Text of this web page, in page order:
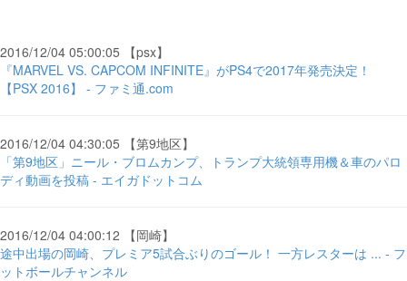
2016/12/04 05:00:05 【psx】
『MARVEL VS. CAPCOM INFINITE』がPS4で2017年発売決定！
【PSX 2016】 - ファミ通.com
2016/12/04 04:30:05 【第9地区】
「第9地区」ニール・ブロムカンプ、トランプ大統領専用機＆車のパロ
ディ動画を投稿 - エイガドットコム
2016/12/04 04:00:12 【岡崎】
途中出場の岡崎、プレミア5試合ぶりのゴール！ 一方レスターは ... - フ
ットボールチャンネル